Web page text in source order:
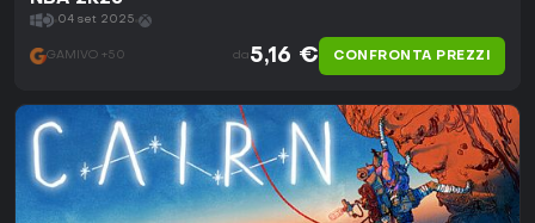
04 set 2025
GAMIVO +50 da 5,16 € CONFRONTA PREZZI